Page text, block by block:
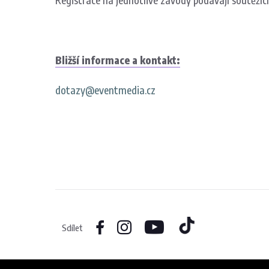
Bližší informace a kontakt:
dotazy@eventmedia.cz
Sdílet